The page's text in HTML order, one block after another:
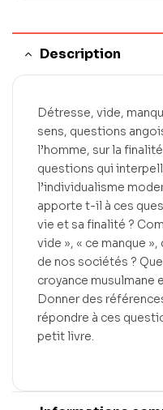
Description
Détresse, vide,
sens, questions
l’homme, sur la
questions qui
l’individualisme
apporte t-il à ces
vie et sa finalité ?
vide », « ce manque
de nos sociétés ?
croyance musulmane
Donner des
répondre à ces
petit livre.